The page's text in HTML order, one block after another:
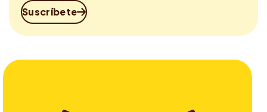
Suscríbete